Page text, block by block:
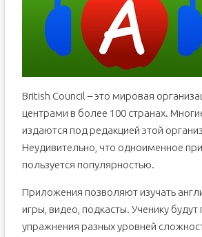
British Council – это мировая
центрами в более 100 странах.
издаются под редакцией этой
Неудивительно, что одноименное
пользуется популярностью.
Приложения позволяют изучать
игры, видео, подкасты. Ученику
упражнения разных уровней